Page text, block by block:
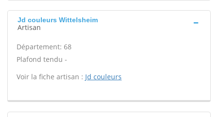
Jd couleurs Wittelsheim
Artisan
Département: 68
Plafond tendu -
Voir la fiche artisan : Jd couleurs